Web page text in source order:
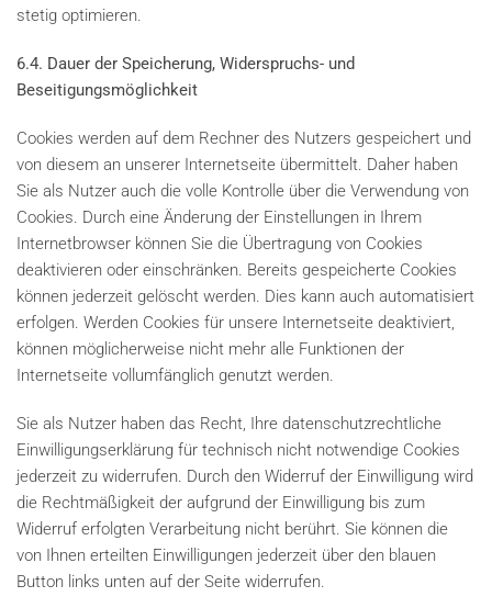
stetig optimieren.
6.4. Dauer der Speicherung, Widerspruchs- und
Beseitigungsmöglichkeit
Cookies werden auf dem Rechner des Nutzers gespeichert und
von diesem an unserer Internetseite übermittelt. Daher haben
Sie als Nutzer auch die volle Kontrolle über die Verwendung von
Cookies. Durch eine Änderung der Einstellungen in Ihrem
Internetbrowser können Sie die Übertragung von Cookies
deaktivieren oder einschränken. Bereits gespeicherte Cookies
können jederzeit gelöscht werden. Dies kann auch automatisiert
erfolgen. Werden Cookies für unsere Internetseite deaktiviert,
können möglicherweise nicht mehr alle Funktionen der
Internetseite vollumfänglich genutzt werden.
Sie als Nutzer haben das Recht, Ihre datenschutzrechtliche
Einwilligungserklärung für technisch nicht notwendige Cookies
jederzeit zu widerrufen. Durch den Widerruf der Einwilligung wird
die Rechtmäßigkeit der aufgrund der Einwilligung bis zum
Widerruf erfolgten Verarbeitung nicht berührt. Sie können die
von Ihnen erteilten Einwilligungen jederzeit über den blauen
Button links unten auf der Seite widerrufen.